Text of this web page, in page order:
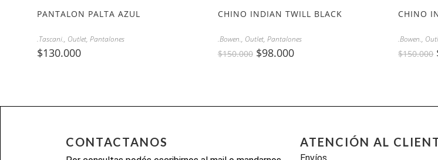
PANTALON PALTA AZUL
.Tascani., Outlet,Pantalones
$130.000
CHINO INDIAN TWILL BLACK
.Bowen., Outlet, Pantalones
$150.000 $98.000
CHINO
.Bowen.,
$150.000
CONTACTANOS ATENCIÓN AL